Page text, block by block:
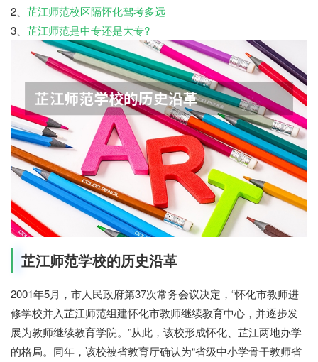
2、 芷江师范校区隔怀化驾考多远
3、 芷江师范是中专还是大专?
芷江师范学校的历史沿革
2001年5月，市人民政府第37次常务会议决定，“怀化市教师进
修学校并入芷江师范组建怀化市教师继续教育中心，并逐步发
展为教师继续教育学院。”从此，该校形成怀化、芷江两地办学
的格局。同年，该校被省教育厅确认为“省级中小学骨干教师省